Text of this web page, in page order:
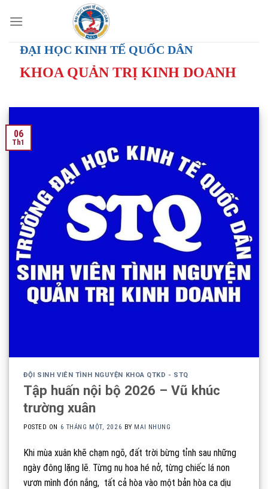
ĐẠI HỌC KINH TẾ QUỐC DÂN
KHOA QUẢN TRỊ KINH DOANH
06
Th1
ĐỘI SINH VIÊN TÌNH NGUYỆN KHOA QTKD - STQ
Tập huấn nội bộ 2026 – Vũ khúc
trường xuân
POSTED ON 6 THÁNG MỘT, 2026 BY MAI NHUNG
Khi mùa xuân khẽ chạm ngõ, đất trời bừng tỉnh sau những
ngày đông lặng lẽ. Từng nụ hoa hé nở, từng chiếc lá non
vươn mình đón nắng, tất cả hòa vào một bản hòa ca dịu